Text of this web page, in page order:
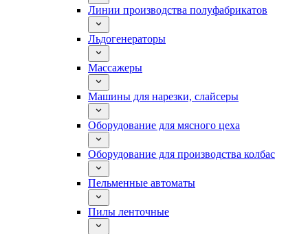
Линии производства полуфабрикатов
Льдогенераторы
Массажеры
Машины для нарезки, слайсеры
Оборудование для мясного цеха
Оборудование для производства колбас
Пельменные автоматы
Пилы ленточные